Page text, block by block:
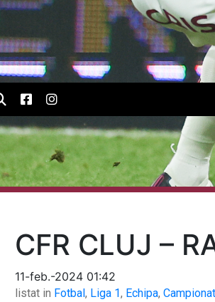
CFR CLUJ –
11-feb.-2024 01:42
listat in Fotbal, Liga 1, Echipa, Campionat